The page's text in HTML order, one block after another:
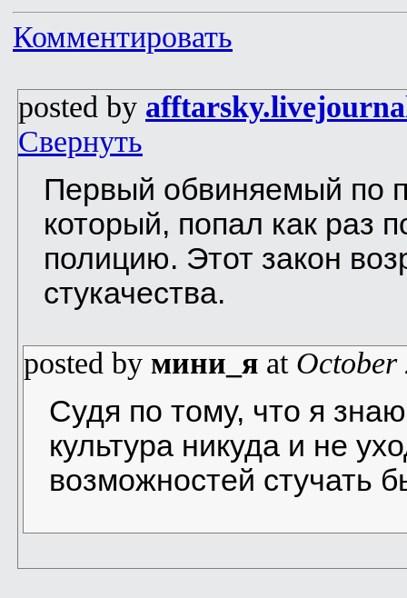
Комментировать
posted by
Свернуть
Первый обвиняемый по
который, попал как раз
полицию. Этот закон
стукачества.
posted by мини_я at October
Судя по тому, что я
культура никуда и не
возможностей стучать